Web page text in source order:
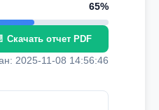
65%
Скачать отчет PDF
2025-11-08 14:56:46